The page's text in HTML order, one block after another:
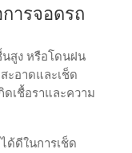
ารจอดรถ
สูง หรือโดนฝน
ะอาดและเช็ด
ดเชื้อราและความ
ด้ดีในการเช็ด